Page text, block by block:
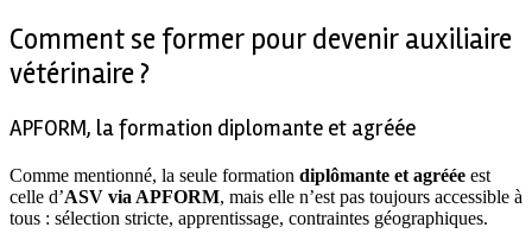
Comment se former pour devenir auxiliaire
vétérinaire ?
APFORM, la formation diplomante et agréée
Comme mentionné, la seule formation diplômante et agréée est
celle d’ASV via APFORM, mais elle n’est pas toujours accessible à
tous : sélection stricte, apprentissage, contraintes géographiques.